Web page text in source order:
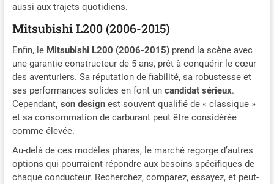
aussi aux trajets quotidiens.
Mitsubishi L200 (2006-2015)
Enfin, le Mitsubishi L200 (2006-2015)prend la scène avec
une garantie constructeur de 5 ans, prêt à conquérir le cœur
des aventuriers. Sa réputation de fiabilité, sa robustesse et
ses performances solides en font un candidat sérieux.
Cependant, son designest souvent qualifié de « classique »
et sa consommation de carburant peut être considérée
comme élevée.
Au-delà de ces modèles phares, le marché regorge d’autres
options qui pourraient répondre aux besoins spécifiques de
chaque conducteur. Recherchez, comparez, essayez, et peut-